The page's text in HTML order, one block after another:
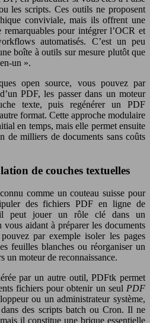
les scripts. Ces outils ne proposent
conviviale, mais ils offrent une
pour intégrer l’OCR et
automatisés. C’est un peu
boîte à outils sur mesure plutôt que
un ».
open source, vous pouvez par
PDF, les passer dans un moteur
texte, puis regénérer un PDF
format. Cette approche modulaire
en temps, mais elle permet ensuite
de milliers de documents sans coûts
de couches textuelles
comme un couteau suisse pour
des fichiers PDF en ligne de
il peut jouer un rôle clé dans un
vous aidant à préparer les documents
par exemple isoler les pages
feuilles blanches ou réorganiser un
un moteur de reconnaissance.
par un autre outil, PDFtk permet
fichiers pour obtenir un seul PDF
ou un administrateur système,
des scripts batch ou Cron. Il ne
il constitue une brique essentielle